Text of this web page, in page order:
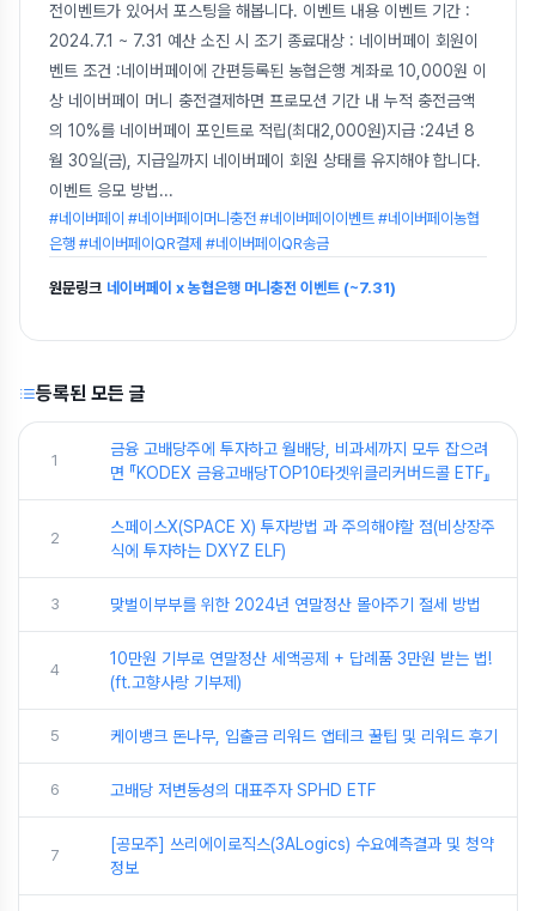
전이벤트가 있어서 포스팅을 해봅니다. 이벤트 내용 이벤트 기간 :
2024.7.1 ~ 7.31 예산 소진 시 조기 종료대상 : 네이버페이 회원이
벤트 조건 :네이버페이에 간편등록된 농협은행 계좌로 10,000원 이
상 네이버페이 머니 충전결제하면 프로모션 기간 내 누적 충전금액
의 10%를 네이버페이 포인트로 적립(최대2,000원)지급 :24년 8
월 30일(금), 지급일까지 네이버페이 회원 상태를 유지해야 합니다.
이벤트 응모 방법...
#네이버페이 #네이버페이머니충전 #네이버페이이벤트 #네이버페이농협
은행 #네이버페이QR결제 #네이버페이QR송금
원문링크 네이버페이 x 농협은행 머니충전 이벤트 (~7.31)
등록된 모든 글
1
금융 고배당주에 투자하고 월배당, 비과세까지 모두 잡으려
면 『KODEX 금융고배당TOP10타겟위클리커버드콜 ETF』
2
스페이스X(SPACE X) 투자방법 과 주의해야할 점(비상장주
식에 투자하는 DXYZ ELF)
3 맞벌이부부를 위한 2024년 연말정산 몰아주기 절세 방법
4
10만원 기부로 연말정산 세액공제 + 답례품 3만원 받는 법!
(ft.고향사랑 기부제)
5 케이뱅크 돈나무, 입출금 리워드 앱테크 꿀팁 및 리워드 후기
6 고배당 저변동성의 대표주자 SPHD ETF
7
[공모주] 쓰리에이로직스(3ALogics) 수요예측결과 및 청약
정보